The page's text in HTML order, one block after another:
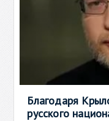
Благодаря
русского